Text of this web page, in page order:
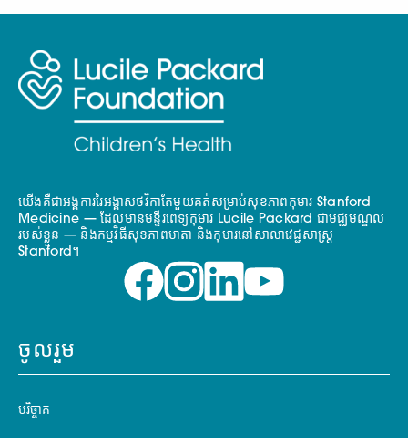
យើងគឺជាអង្គការរៃអង្គាសថវិកាតែមួយគត់សម្រាប់សុខភាពកុមារ Stanford
Medicine — ដែលមានមន្ទីរពេទ្យកុមារ Lucile Packard ជាមជ្ឈមណ្ឌល
របស់ខ្លួន — និងកម្មវិធីសុខភាពមាតា និងកុមារនៅសាលាវេជ្ជសាស្ត្រ
Stanford។
ចូលរួម
បរិច្ចាគ